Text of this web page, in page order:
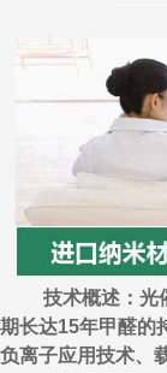
技术概述：光催
期长达15年甲醛的
负离子应用技术、